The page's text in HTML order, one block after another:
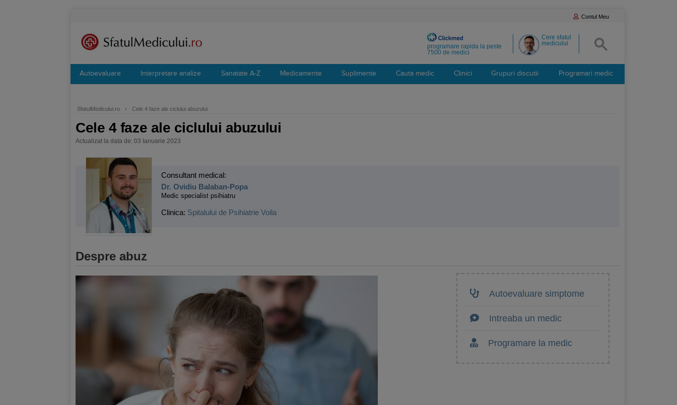
Contul Meu
Cere sfatul
medicului
programare rapida la peste
7500 de medici
Autoevaluare Interpretare analize Sanatate A-Z Medicamente Suplimente Cauta medic Clinici Grupuri discutii Programari medic
SfatulMedicului.ro › Cele 4 faze ale ciclului abuzului
Cele 4 faze ale ciclului abuzului
Actualizat la data de: 03 Ianuarie 2023
Consultant medical:
Dr. Ovidiu Balaban-Popa
Medic specialist psihiatru
Clinica: Spitalului de Psihiatrie Voila
Despre abuz
Autoevaluare simptome
Intreaba un medic
Programare la medic